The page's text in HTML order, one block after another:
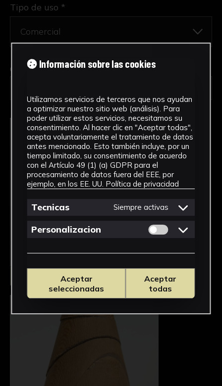
Tipo de uso *
Obra en la que está interesado/a*
Seleccionar
Información sobre las cookies
Utilizamos servicios de terceros que nos ayudan
a optimizar nuestro sitio web (análisis). Para
poder utilizar estos servicios, necesitamos su
consentimiento. Al hacer clic en "Aceptar todas",
acepta voluntariamente el tratamiento de datos
antes mencionado. Esto también incluye, por un
tiempo limitado, su consentimiento de acuerdo
con el Artículo 49 (1) (a) GDPR para el
procesamiento de datos fuera del EEE, por
ejemplo, en los EE. UU. Política de privacidad
Tecnicas Siempre activas
Personalizacion Permitir cookies
Aceptar
seleccionadas
Aceptar
todas